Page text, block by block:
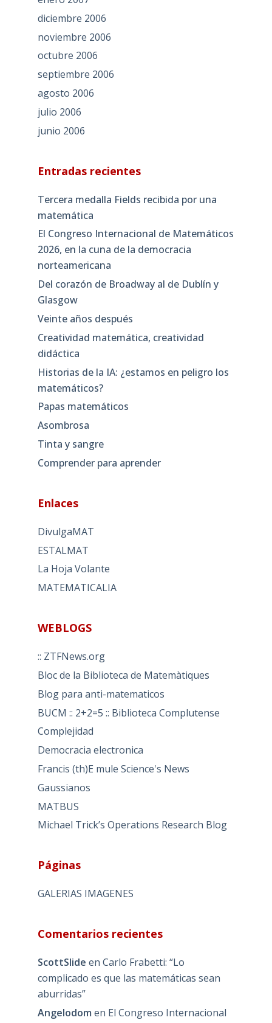
diciembre 2006
noviembre 2006
octubre 2006
septiembre 2006
agosto 2006
julio 2006
junio 2006
Entradas recientes
Tercera medalla Fields recibida por una
matemática
El Congreso Internacional de Matemáticos
2026, en la cuna de la democracia
norteamericana
Del corazón de Broadway al de Dublín y
Glasgow
Veinte años después
Creatividad matemática, creatividad
didáctica
Historias de la IA: ¿estamos en peligro los
matemáticos?
Papas matemáticos
Asombrosa
Tinta y sangre
Comprender para aprender
Enlaces
DivulgaMAT
ESTALMAT
La Hoja Volante
MATEMATICALIA
WEBLOGS
:: ZTFNews.org
Bloc de la Biblioteca de Matemàtiques
Blog para anti-matematicos
BUCM :: 2+2=5 :: Biblioteca Complutense
Complejidad
Democracia electronica
Francis (th)E mule Science's News
Gaussianos
MATBUS
Michael Trick’s Operations Research Blog
Páginas
GALERIAS IMAGENES
Comentarios recientes
ScottSlide en Carlo Frabetti: “Lo
complicado es que las matemáticas sean
aburridas”
Angelodom en El Congreso Internacional